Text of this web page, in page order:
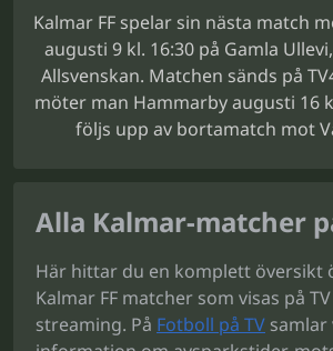
Kalmar FF spelar sin nästa match
augusti 9 kl. 16:30 på Gamla
Allsvenskan. Matchen sänds på
möter man Hammarby augusti 16
följs upp av bortamatch mot
Alla Kalmar-matcher
Här hittar du en komplett översikt
Kalmar FF matcher som visas på
streaming. På Fotboll på TV samlar